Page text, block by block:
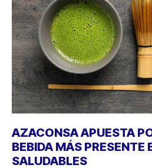
AZACONSA APUESTA
BEBIDA MÁS PRESENTE
SALUDABLES